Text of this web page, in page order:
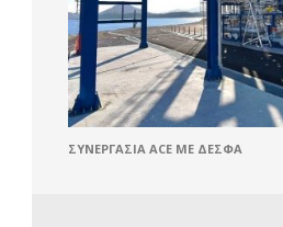
ΣΥΝΕΡΓΑΣΙΑ ACE ME ΔΕΣΦΑ